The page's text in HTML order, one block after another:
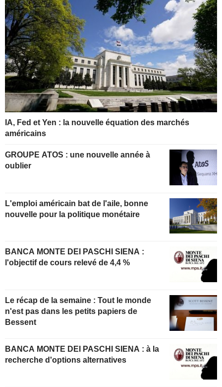
IA, Fed et Yen : la nouvelle équation des marchés
américains
GROUPE ATOS : une nouvelle année à
oublier
L'emploi américain bat de l'aile, bonne
nouvelle pour la politique monétaire
BANCA MONTE DEI PASCHI SIENA :
l'objectif de cours relevé de 4,4 %
Le récap de la semaine : Tout le monde
n'est pas dans les petits papiers de
Bessent
BANCA MONTE DEI PASCHI SIENA : à la
recherche d'options alternatives